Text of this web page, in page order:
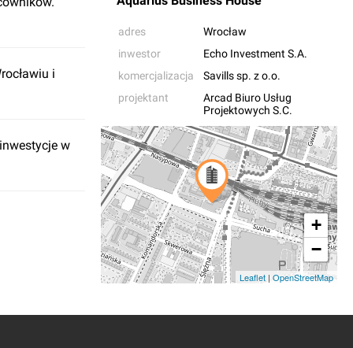
i
w
adres
Wrocław
inwestor
Echo Investment S.A.
komercjalizacja
Savills sp. z o.o.
projektant
Arcad Biuro Usług
Projektowych S.C.
+
−
Leaflet | OpenStreetMap